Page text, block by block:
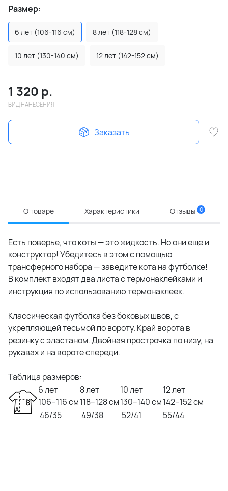
Размер:
6 лет (106-116 см) 8 лет (118-128 см)
10 лет (130-140 см) 12 лет (142-152 см)
1 320 р.
ВИД НАНЕСЕНИЯ
Заказать
О товаре Характеристики Отзывы 0
Есть поверье, что коты — это жидкость. Но они еще и
конструктор! Убедитесь в этом с помощью
трансферного набора — заведите кота на футболке!
В комплект входят два листа с термонаклейками и
инструкция по использованию термонаклеек.
Классическая футболка без боковых швов, с
укрепляющей тесьмой по вороту. Край ворота в
резинку с эластаном. Двойная прострочка по низу, на
рукавах и на вороте спереди.
Таблица размеров:
6 лет
106–116 см
8 лет
118–128 см
10 лет
130–140 см
12 лет
142–152 см
46/35
49/38 52/41 55/44